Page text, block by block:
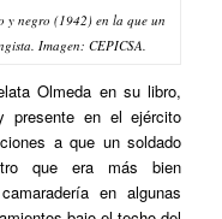
y negro (1942) en la que un
Imagen: CEPICSA.
Olmeda en su libro,
presente en el ejército
a que un soldado
que era más bien
en algunas